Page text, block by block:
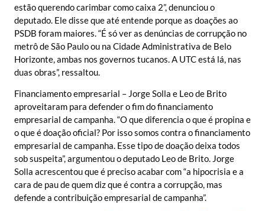
estão querendo carimbar como caixa 2”, denunciou o
deputado. Ele disse que até entende porque as doações ao
PSDB foram maiores. “É só ver as denúncias de corrupção no
metrô de São Paulo ou na Cidade Administrativa de Belo
Horizonte, ambas nos governos tucanos. A UTC está lá, nas
duas obras”, ressaltou.
Financiamento empresarial – Jorge Solla e Leo de Brito
aproveitaram para defender o fim do financiamento
empresarial de campanha. “O que diferencia o que é propina e
o que é doação oficial? Por isso somos contra o financiamento
empresarial de campanha. Esse tipo de doação deixa todos
sob suspeita”, argumentou o deputado Leo de Brito. Jorge
Solla acrescentou que é preciso acabar com “a hipocrisia e a
cara de pau de quem diz que é contra a corrupção, mas
defende a contribuição empresarial de campanha”.